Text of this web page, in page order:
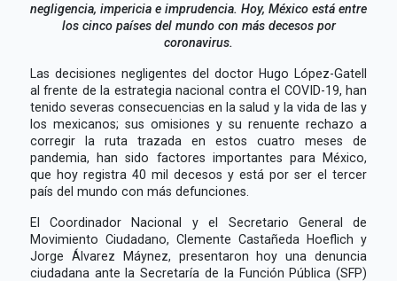
negligencia, impericia e imprudencia. Hoy, México está entre
los cinco países del mundo con más decesos por
coronavirus.
Las decisiones negligentes del doctor Hugo López-Gatell
al frente de la estrategia nacional contra el COVID-19, han
tenido severas consecuencias en la salud y la vida de las y
los mexicanos; sus omisiones y su renuente rechazo a
corregir la ruta trazada en estos cuatro meses de
pandemia, han sido factores importantes para México,
que hoy registra 40 mil decesos y está por ser el tercer
país del mundo con más defunciones.
El Coordinador Nacional y el Secretario General de
Movimiento Ciudadano, Clemente Castañeda Hoeflich y
Jorge Álvarez Máynez, presentaron hoy una denuncia
ciudadana ante la Secretaría de la Función Pública (SFP)